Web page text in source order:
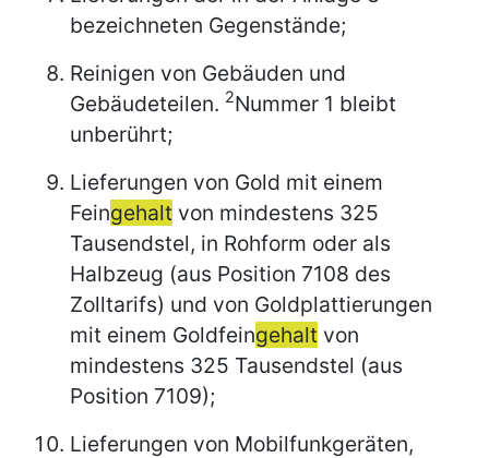
bezeichneten Gegenstände;
Reinigen von Gebäuden und
Gebäudeteilen. 2Nummer 1 bleibt
unberührt;
Lieferungen von Gold mit einem
Feingehalt von mindestens 325
Tausendstel, in Rohform oder als
Halbzeug (aus Position 7108 des
Zolltarifs) und von Goldplattierungen
mit einem Goldfeingehalt von
mindestens 325 Tausendstel (aus
Position 7109);
Lieferungen von Mobilfunkgeräten,